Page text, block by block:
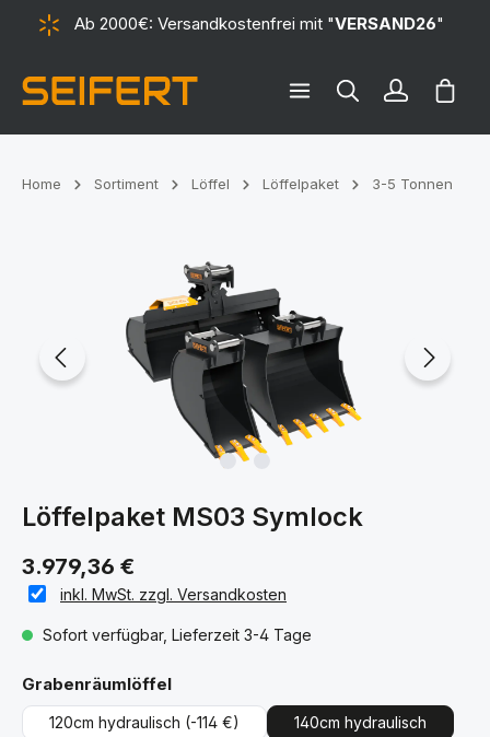
springenAb 2000€: Versandkostenfrei mit "VERSAND26"
Home Sortiment Löffel Löffelpaket 3-5 Tonnen
Löffelpaket MS03 Symlock
3.979,36 €
inkl. MwSt. zzgl. Versandkosten
Sofort verfügbar, Lieferzeit 3-4 Tage
Grabenräumlöffelauswählen
120cm hydraulisch (-114 €)
140cm hydraulisch